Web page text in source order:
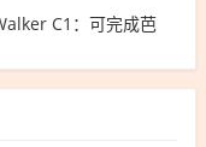
C1：可完成芭